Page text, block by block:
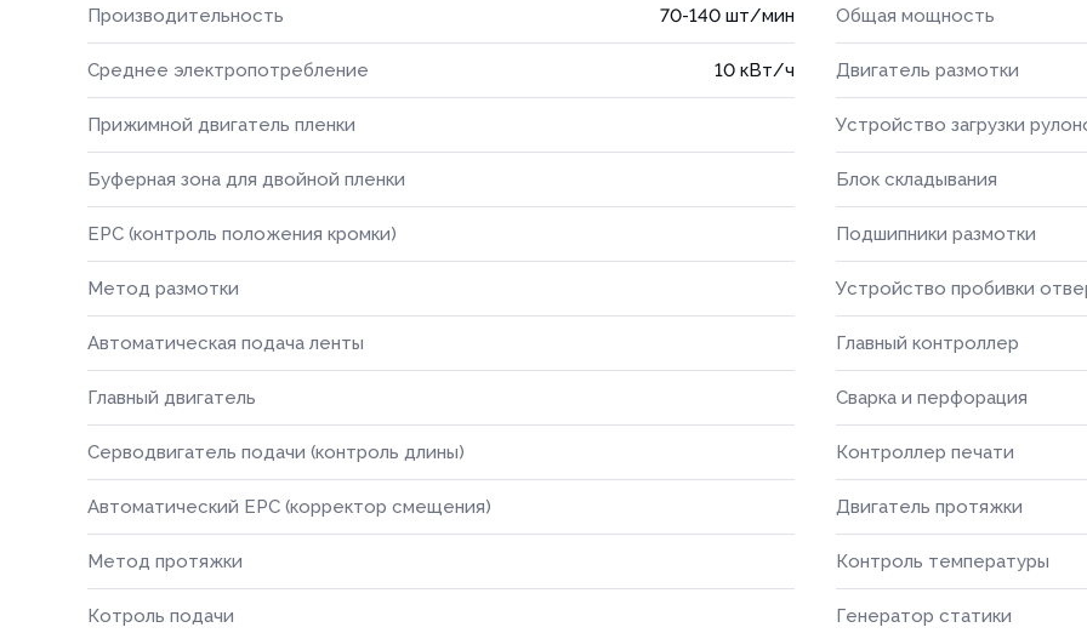
Производительность 70-140 шт/мин Общая мощность
Среднее электропотребление 10 кВт/ч Двигатель размотки
Прижимной двигатель пленки Устройство загрузки
Буферная зона для двойной пленки Блок складывания
EPC (контроль положения кромки) Подшипники размотки
Метод размотки Устройство пробивки
Автоматическая подача ленты Главный контроллер
Главный двигатель Сварка и перфорация
Серводвигатель подачи (контроль длины) Контроллер печати
Автоматический EPC (корректор смещения) Двигатель протяжки
Метод протяжки Контроль температуры
Котроль подачи Генератор статики